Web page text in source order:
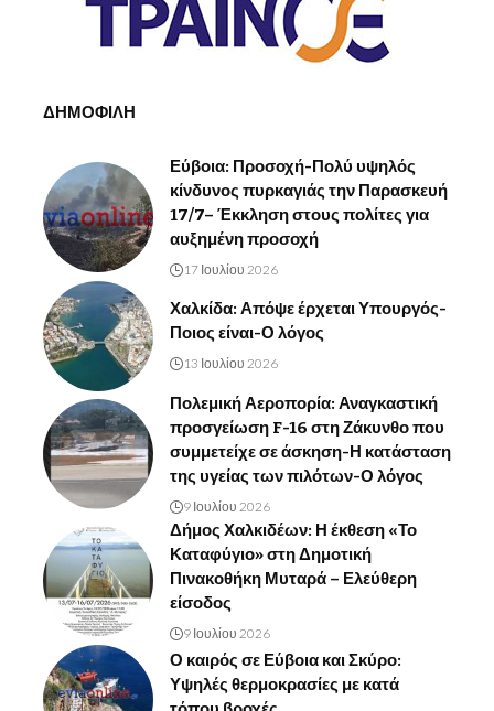
ΔΗΜΟΦΙΛΗ
Εύβοια: Προσοχή-Πολύ υψηλός
κίνδυνος πυρκαγιάς την Παρασκευή
17/7– Έκκληση στους πολίτες για
αυξημένη προσοχή
17 Ιουλίου 2026
Χαλκίδα: Απόψε έρχεται Υπουργός-
Ποιος είναι-Ο λόγος
13 Ιουλίου 2026
Πολεμική Αεροπορία: Αναγκαστική
προσγείωση F-16 στη Ζάκυνθο που
συμμετείχε σε άσκηση-Η κατάσταση
της υγείας των πιλότων-Ο λόγος
9 Ιουλίου 2026
Δήμος Χαλκιδέων: Η έκθεση «Το
Καταφύγιο» στη Δημοτική
Πινακοθήκη Μυταρά – Ελεύθερη
είσοδος
9 Ιουλίου 2026
Ο καιρός σε Εύβοια και Σκύρο:
Υψηλές θερμοκρασίες με κατά